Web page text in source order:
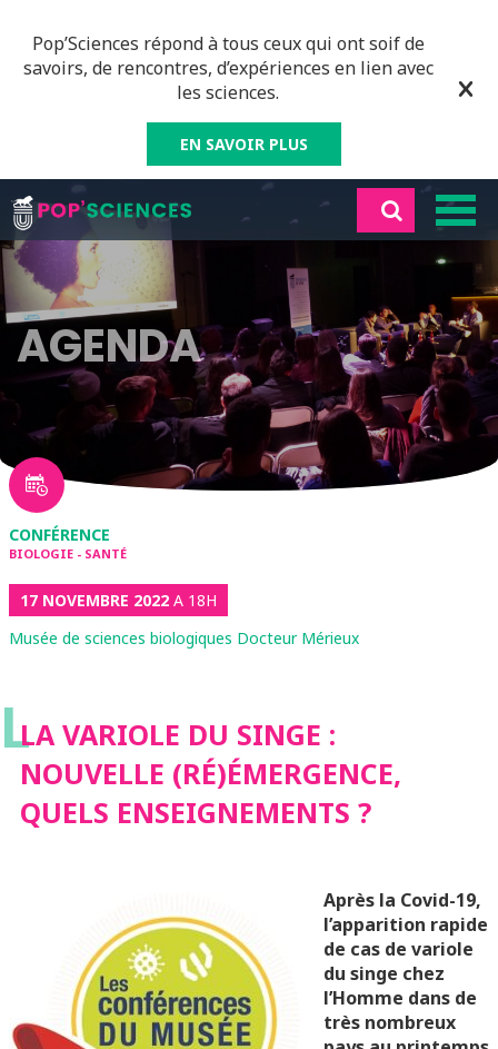
Pop’Sciences répond à tous ceux qui ont soif de
savoirs, de rencontres, d’expériences en lien avec
les sciences.
EN SAVOIR PLUS
AGENDA
CONFÉRENCE
BIOLOGIE - SANTÉ
17 NOVEMBRE 2022 A 18H
Musée de sciences biologiques Docteur Mérieux
LLA VARIOLE DU SINGE :
NOUVELLE (RÉ)ÉMERGENCE,
QUELS ENSEIGNEMENTS ?
Après la Covid-19,
l’apparition rapide
de cas de variole
du singe chez
l’Homme dans de
très nombreux